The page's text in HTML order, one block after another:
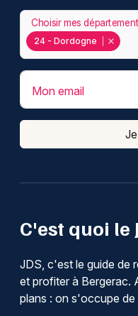
C'est quoi le
JDS, c'est le guide de
et profiter à Bergerac.
plans : on s'occupe de
24 - Dordogne
Choisir mes
Mon email